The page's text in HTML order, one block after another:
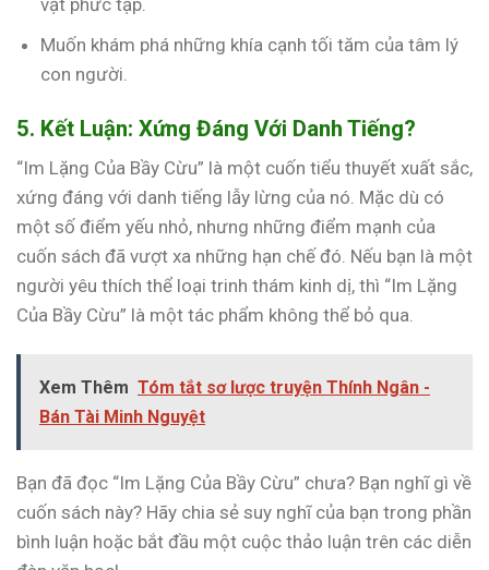
vật phức tạp.
Muốn khám phá những khía cạnh tối tăm của tâm lý
con người.
5. Kết Luận: Xứng Đáng Với Danh Tiếng?
“Im Lặng Của Bầy Cừu” là một cuốn tiểu thuyết xuất sắc,
xứng đáng với danh tiếng lẫy lừng của nó. Mặc dù có
một số điểm yếu nhỏ, nhưng những điểm mạnh của
cuốn sách đã vượt xa những hạn chế đó. Nếu bạn là một
người yêu thích thể loại trinh thám kinh dị, thì “Im Lặng
Của Bầy Cừu” là một tác phẩm không thể bỏ qua.
Xem Thêm Tóm tắt sơ lược truyện Thính Ngân -
Bán Tài Minh Nguyệt
Bạn đã đọc “Im Lặng Của Bầy Cừu” chưa? Bạn nghĩ gì về
cuốn sách này? Hãy chia sẻ suy nghĩ của bạn trong phần
bình luận hoặc bắt đầu một cuộc thảo luận trên các diễn